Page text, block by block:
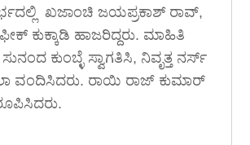
ಖಜಾಂಚಿ ಜಯಪ್ರಕಾಶ್ ರಾವ್,
ಕುಕ್ಕಾಡಿ ಹಾಜರಿದ್ದರು. ಮಾಹಿತಿ
ಸುನಂದ ಕುಂಬ್ಳೆ ಸ್ವಾಗತಿಸಿ, ನಿವೃತ್ತ ನರ್ಸ್
ವಂದಿಸಿದರು. ರಾಯಿ ರಾಜ್ ಕುಮಾರ್